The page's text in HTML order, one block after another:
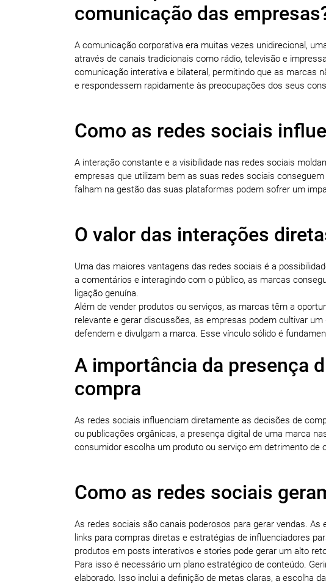
comunicação das
A comunicação corporativa era muitas vezes unidirecional,
através de canais tradicionais como rádio, televisão e
comunicação interativa e bilateral, permitindo que as marcas
e respondessem rapidamente às preocupações dos seus
Como as redes sociais
A interação constante e a visibilidade nas redes sociais
empresas que utilizam bem as suas redes sociais
falham na gestão das suas plataformas podem sofrer um
O valor das interações
Uma das maiores vantagens das redes sociais é a
a comentários e interagindo com o público, as marcas
ligação genuína.
Além de vender produtos ou serviços, as marcas têm a
relevante e gerar discussões, as empresas podem cultivar
defendem e divulgam a marca. Esse vínculo sólido é
A importância da presença
compra
As redes sociais influenciam diretamente as decisões de
ou publicações orgânicas, a presença digital de uma marca
consumidor escolha um produto ou serviço em detrimento de
Como as redes sociais
As redes sociais são canais poderosos para gerar vendas.
links para compras diretas e estratégias de influenciadores
produtos em posts interativos e stories pode gerar um alto
Para isso é necessário um plano estratégico de conteúdo.
elaborado. Isso inclui a definição de metas claras, a escolha